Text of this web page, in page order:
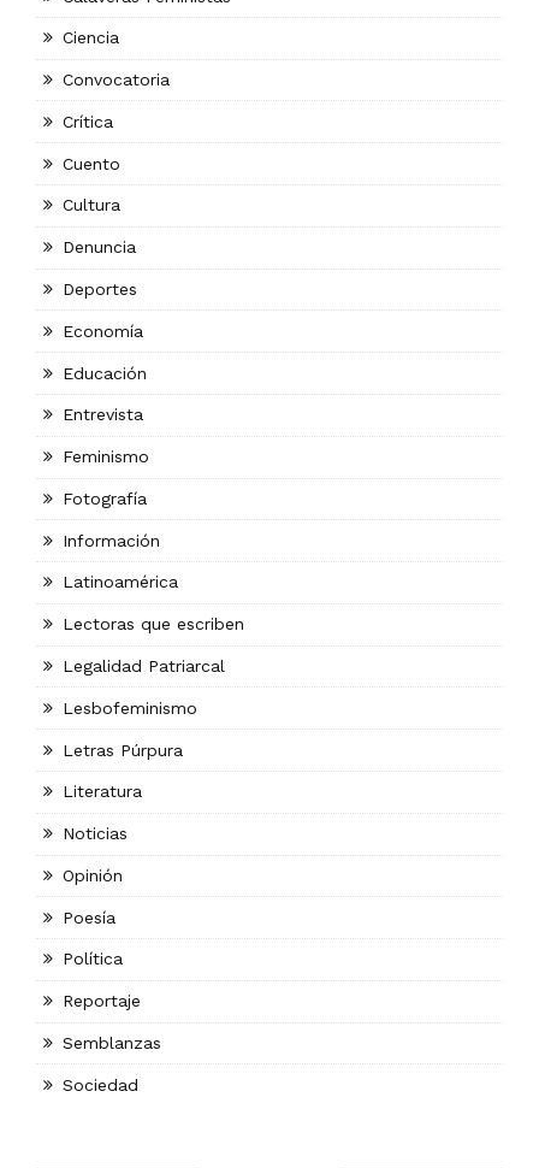
Ciencia
Convocatoria
Crítica
Cuento
Cultura
Denuncia
Deportes
Economía
Educación
Entrevista
Feminismo
Fotografía
Información
Latinoamérica
Lectoras que escriben
Legalidad Patriarcal
Lesbofeminismo
Letras Púrpura
Literatura
Noticias
Opinión
Poesía
Política
Reportaje
Semblanzas
Sociedad